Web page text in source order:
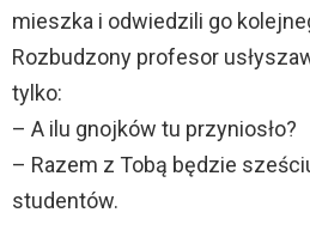
mieszka i odwiedzili go
Rozbudzony profesor
tylko:
– A ilu gnojków tu przyniosło?
– Razem z Tobą będzie
studentów.